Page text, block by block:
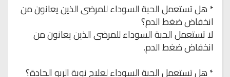
* هل تستعمل الحبة السوداء للمرضى الذين يعانون من
انخفاض ضغط الدم؟
لا تستعمل الحبة السوداء للمرضى الذين يعانون من
انخفاض ضغط الدم.
* هل تستعمل الحبة السوداء لعلاج نوبة الربو الحادة؟